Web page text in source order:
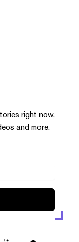
right now,
and more.